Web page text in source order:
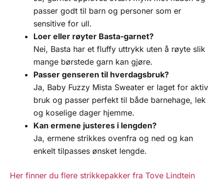
passer godt til barn og personer som er
sensitive for ull.
Loer eller røyter Basta-garnet?
Nei, Basta har et fluffy uttrykk uten å røyte slik
mange børstede garn kan gjøre.
Passer genseren til hverdagsbruk?
Ja, Baby Fuzzy Mista Sweater er laget for aktiv
bruk og passer perfekt til både barnehage, lek
og koselige dager hjemme.
Kan ermene justeres i lengden?
Ja, ermene strikkes ovenfra og ned og kan
enkelt tilpasses ønsket lengde.
Her finner du flere strikkepakker fra Tove Lindtein